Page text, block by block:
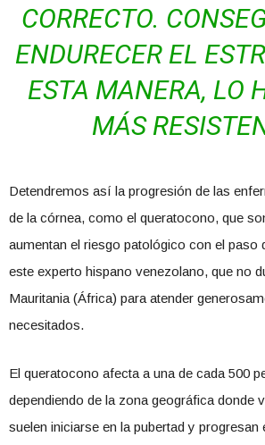
CORRECTO.
ENDURECER EL
ESTA MANERA, LO
MÁS
Detendremos así la progresión de las
de la córnea, como el queratocono, que
aumentan el riesgo patológico con el paso
este experto hispano venezolano, que no
Mauritania (África) para atender
necesitados.
El queratocono afecta a una de cada 500
dependiendo de la zona geográfica donde
suelen iniciarse en la pubertad y progresan